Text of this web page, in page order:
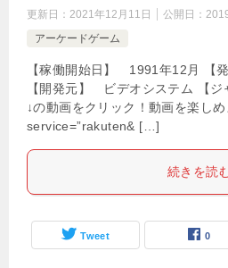
更新日： 2021年12月11日 公開日：
アーケードゲーム
【稼働開始日】 1991年12月 【
【開発元】 ビデオシステム 【
↓の動画をクリック！動画を楽し
service=”rakuten& […]
続きを読
Tweet 0